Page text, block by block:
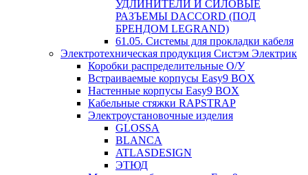
УДЛИНИТЕЛИ И СИЛОВЫЕ
РАЗЪЕМЫ DACCORD (ПОД
БРЕНДОМ LEGRAND)
61.05. Системы для прокладки кабеля
Электротехническая продукция Систэм Электрик
Коробки распределительные О/У
Встраиваемые корпусы Easy9 BOX
Настенные корпусы Easy9 BOX
Кабельные стяжки RAPSTRAP
Электроустановочные изделия
GLOSSA
BLANCA
ATLASDESIGN
ЭТЮД